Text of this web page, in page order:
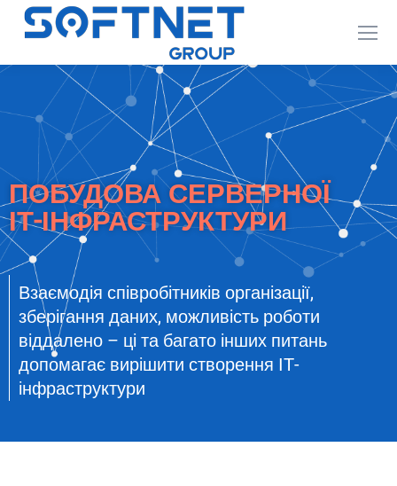
ПОБУДОВА СЕРВЕРНОЇ
ІТ-ІНФРАСТРУКТУРИ
Взаємодія співробітників організації,
зберігання даних, можливість роботи
віддалено – ці та багато інших питань
допомагає вирішити створення ІТ-
інфраструктури